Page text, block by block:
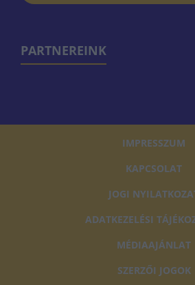
PARTNEREINK
IMPRESSZUM
KAPCSOLAT
JOGI
ADATKEZELÉSI
MÉDIAAJÁNLAT
SZERZŐI JOGOK